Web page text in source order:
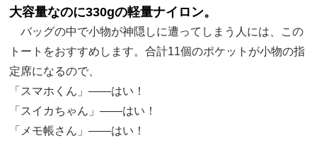
大容量なのに330gの軽量ナイロン。
バッグの中で小物が神隠しに遭ってしまう人には、この
トートをおすすめします。合計11個のポケットが小物の指
定席になるので、
「スマホくん」――はい！
「スイカちゃん」――はい！
「メモ帳さん」――はい！